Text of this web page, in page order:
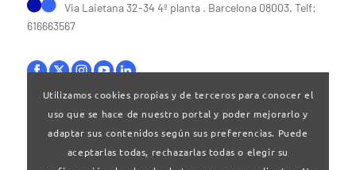
Via Laietana 32-34 4ª planta . Barcelona 08003. Telf:
616663567
Bases legales|Política de privacitat
Utilizamos cookies propias y de terceros para conocer el
uso que se hace de nuestro portal y poder mejorarlo y
adaptar sus contenidos según sus preferencias. Puede
aceptarlas todas, rechazarlas todas o elegir su